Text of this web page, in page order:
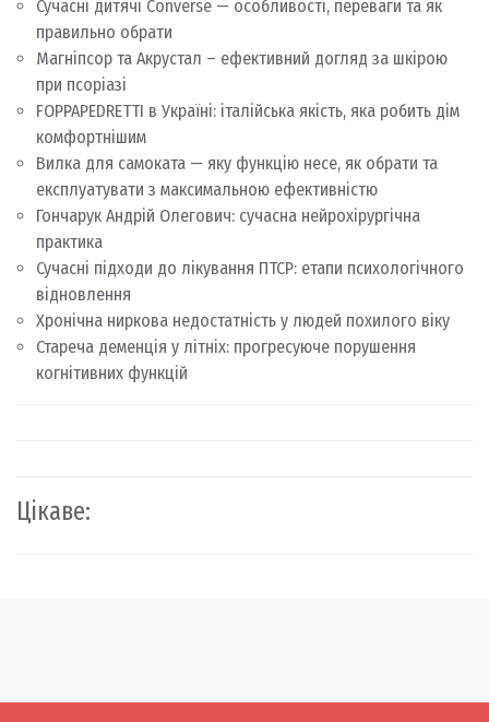
Сучасні дитячі Converse — особливості, переваги та як
правильно обрати
Магніпсор та Акрустал – ефективний догляд за шкірою
при псоріазі
FOPPAPEDRETTI в Україні: італійська якість, яка робить дім
комфортнішим
Вилка для самоката — яку функцію несе, як обрати та
експлуатувати з максимальною ефективністю
Гончарук Андрій Олегович: сучасна нейрохірургічна
практика
Сучасні підходи до лікування ПТСР: етапи психологічного
відновлення
Хронічна ниркова недостатність у людей похилого віку
Стареча деменція у літніх: прогресуюче порушення
когнітивних функцій
Цікаве: